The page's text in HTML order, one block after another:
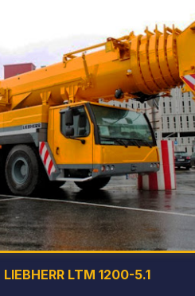
LIEBHERR LTM 1200-5.1